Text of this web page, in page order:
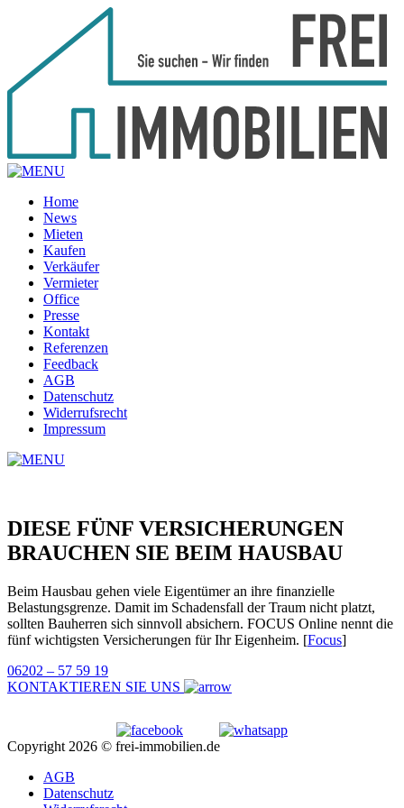
Home
News
Mieten
Kaufen
Verkäufer
Vermieter
Office
Presse
Kontakt
Referenzen
Feedback
AGB
Datenschutz
Widerrufsrecht
Impressum
DIESE FÜNF VERSICHERUNGEN
BRAUCHEN SIE BEIM HAUSBAU
Beim Hausbau gehen viele Eigentümer an ihre finanzielle
Belastungsgrenze. Damit im Schadensfall der Traum nicht platzt,
sollten Bauherren sich sinnvoll absichern. FOCUS Online nennt die
fünf wichtigsten Versicherungen für Ihr Eigenheim. [Focus]
06202 – 57 59 19
KONTAKTIEREN SIE UNS
Copyright 2026 © frei-immobilien.de
AGB
Datenschutz